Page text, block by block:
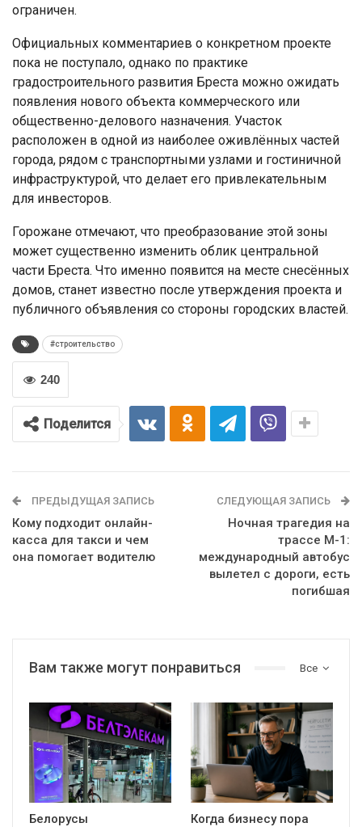
ограничен.
Официальных комментариев о конкретном проекте
пока не поступало, однако по практике
градостроительного развития Бреста можно ожидать
появления нового объекта коммерческого или
общественно-делового назначения. Участок
расположен в одной из наиболее оживлённых частей
города, рядом с транспортными узлами и гостиничной
инфраструктурой, что делает его привлекательным
для инвесторов.
Горожане отмечают, что преобразование этой зоны
может существенно изменить облик центральной
части Бреста. Что именно появится на месте снесённых
домов, станет известно после утверждения проекта и
публичного объявления со стороны городских властей.
#строительство
240
Поделится
ПРЕДЫДУЩАЯ ЗАПИСЬ
Кому подходит онлайн-
касса для такси и чем
она помогает водителю
СЛЕДУЮЩАЯ ЗАПИСЬ
Ночная трагедия на
трассе М-1:
международный автобус
вылетел с дороги, есть
погибшая
Все
Вам также могут понравиться
Белорусы
Когда бизнесу пора